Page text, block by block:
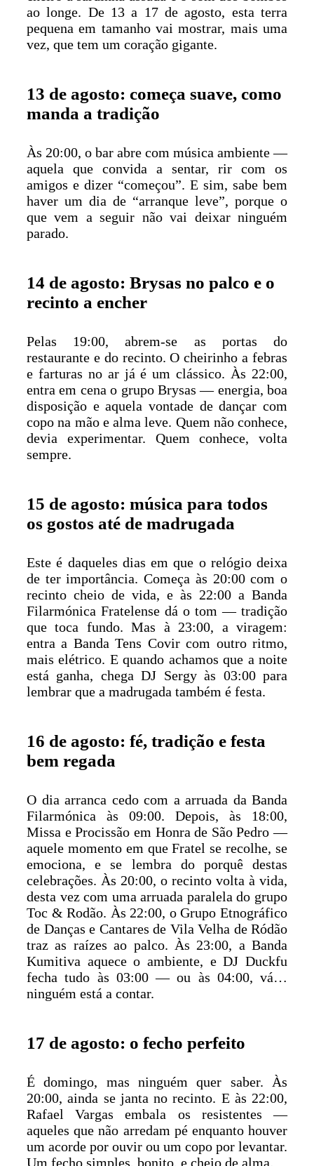
ao longe. De 13 a 17 de agosto, esta terra
pequena em tamanho vai mostrar, mais uma
vez, que tem um coração gigante.
13 de agosto: começa suave, como
manda a tradição
Às 20:00, o bar abre com música ambiente —
aquela que convida a sentar, rir com os
amigos e dizer “começou”. E sim, sabe bem
haver um dia de “arranque leve”, porque o
que vem a seguir não vai deixar ninguém
parado.
14 de agosto: Brysas no palco e o
recinto a encher
Pelas 19:00, abrem-se as portas do
restaurante e do recinto. O cheirinho a febras
e farturas no ar já é um clássico. Às 22:00,
entra em cena o grupo Brysas — energia, boa
disposição e aquela vontade de dançar com
copo na mão e alma leve. Quem não conhece,
devia experimentar. Quem conhece, volta
sempre.
15 de agosto: música para todos
os gostos até de madrugada
Este é daqueles dias em que o relógio deixa
de ter importância. Começa às 20:00 com o
recinto cheio de vida, e às 22:00 a Banda
Filarmónica Fratelense dá o tom — tradição
que toca fundo. Mas à 23:00, a viragem:
entra a Banda Tens Covir com outro ritmo,
mais elétrico. E quando achamos que a noite
está ganha, chega DJ Sergy às 03:00 para
lembrar que a madrugada também é festa.
16 de agosto: fé, tradição e festa
bem regada
O dia arranca cedo com a arruada da Banda
Filarmónica às 09:00. Depois, às 18:00,
Missa e Procissão em Honra de São Pedro —
aquele momento em que Fratel se recolhe, se
emociona, e se lembra do porquê destas
celebrações. Às 20:00, o recinto volta à vida,
desta vez com uma arruada paralela do grupo
Toc & Rodão. Às 22:00, o Grupo Etnográfico
de Danças e Cantares de Vila Velha de Ródão
traz as raízes ao palco. Às 23:00, a Banda
Kumitiva aquece o ambiente, e DJ Duckfu
fecha tudo às 03:00 — ou às 04:00, vá…
ninguém está a contar.
17 de agosto: o fecho perfeito
É domingo, mas ninguém quer saber. Às
20:00, ainda se janta no recinto. E às 22:00,
Rafael Vargas embala os resistentes —
aqueles que não arredam pé enquanto houver
um acorde por ouvir ou um copo por levantar.
Um fecho simples, bonito, e cheio de alma.